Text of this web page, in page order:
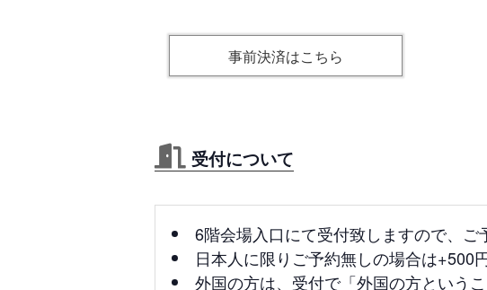
事前決済はこちら
受付について
6階会場入口にて受付致しますので、ご
日本人に限りご予約無しの場合は+500
外国の方は、受付で「外国の方という